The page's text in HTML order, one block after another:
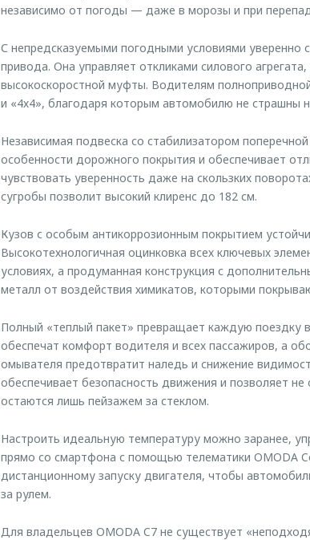
независимо от погоды — даже в морозы и при
С непредсказуемыми погодными условиями уверенно
привода. Она управляет откликами силового
высокоскоростной муфты. Водителям
и «4х4», благодаря которым автомобилю не страшны
Независимая подвеска со стабилизатором
особенности дорожного покрытия и обеспечивает
чувствовать уверенность даже на скользких
сугробы позволит высокий клиренс до 182 см.
Кузов с особым антикоррозионным покрытием
Высокотехнологичная оцинковка всех ключевых
условиях, а продуманная конструкция с
металл от воздействия химикатов, которыми
Полный «теплый пакет» превращает каждую поездку
обеспечат комфорт водителя и всех пассажиров, а
омывателя предотвратит наледь и снижение
обеспечивает безопасность движения и позволяет
остаются лишь пейзажем за стеклом.
Настроить идеальную температуру можно заранее,
прямо со смартфона с помощью телематики OMODA
дистанционному запуску двигателя, чтобы
за рулем.
Для владельцев OMODA C7 не существует